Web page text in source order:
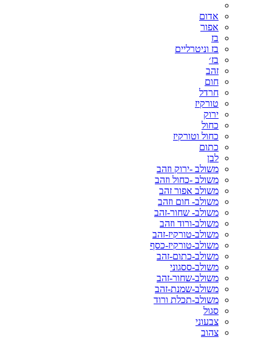
אדום
אפור
בז
בז וניטרליים
בז׳
זהב
חום
חרדל
טורקיז
ירוק
כחול
כחול וטורקיז
כתום
לבן
משולב -ירוק וזהב
משולב -כחול וזהב
משולב אפור זהב
משולב- חום וזהב
משולב- שחור-זהב
משולב-ורוד וזהב
משולב-טורקיז-זהב
משולב-טורקיז-כסף
משולב-כתום-זהב
משולב-ססגוני
משולב-שחור-זהב
משולב-שמנת-זהב
משולב-תכלת ורוד
סגול
צבעוני
צהוב